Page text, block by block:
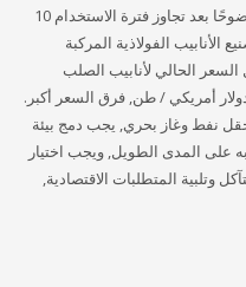
خاصة عندما تكون الفوائد الاقتصادية أكثر وضوحًا بعد تجاوز فترة الاستخدام 10
الفولاذية المركبة
السعر الحالي لأنابيب الصلب
المبطن المشتركة 7000 ~ 25000 دولار أمريكي / طن, فرق السعر أكبر.
نفط وغاز بحري, يجب دمج بيئة
على المدى الطويل, ويجب اختيار
وتلبية المتطلبات الاقتصادية,